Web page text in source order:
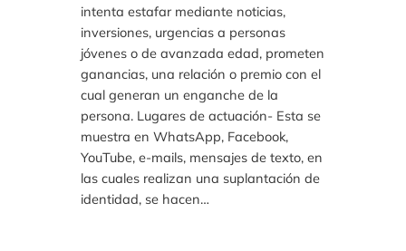
intenta estafar mediante noticias,
inversiones, urgencias a personas
jóvenes o de avanzada edad, prometen
ganancias, una relación o premio con el
cual generan un enganche de la
persona. Lugares de actuación- Esta se
muestra en WhatsApp, Facebook,
YouTube, e-mails, mensajes de texto, en
las cuales realizan una suplantación de
identidad, se hacen…